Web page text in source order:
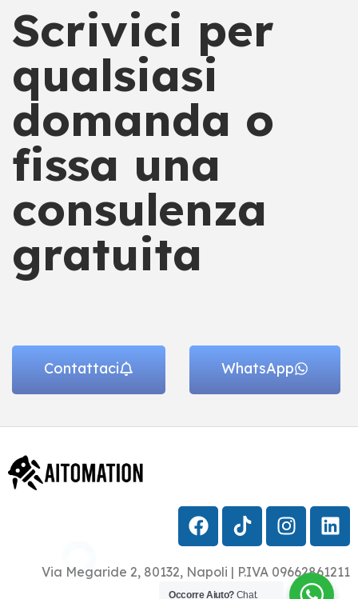
Scrivici per
qualsiasi
domanda o
fissa una
consulenza
gratuita
Contattaci WhatsApp
Via Megaride 2, 80132, Napoli | P.IVA 09662861211
Occorre Aiuto?Chat.